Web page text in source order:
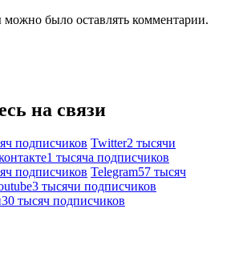
можно было оставлять комментарии.
на связи
подписчиков Twitter2 тысячи
1 тысяча подписчиков
подписчиков Telegram57 тысяч
3 тысячи подписчиков
30 тысяч подписчиков